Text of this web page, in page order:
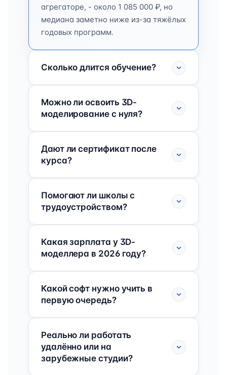
агрегаторе, - около 1 085 000 ₽, но
медиана заметно ниже из-за тяжёлых
годовых программ.
Сколько длится обучение?
Можно ли освоить 3D-
моделирование с нуля?
Дают ли сертификат после
курса?
Помогают ли школы с
трудоустройством?
Какая зарплата у 3D-
моделлера в 2026 году?
Какой софт нужно учить в
первую очередь?
Реально ли работать
удалённо или на
зарубежные студии?